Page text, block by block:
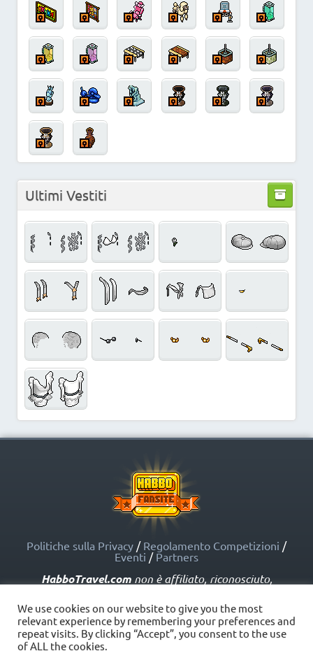
Ultimi Vestiti
Politiche sulla Privacy / Regolamento Competizioni /
Eventi / Partners
HabboTravel.comnon è affiliato, riconosciuto,
dalle società affiliate. HabboTravel.com può servirsi di
marchi registrati e altre proprietà intellettuali di Habbo
come indicato nelle Politiche sui Fansite.
Copyright © HabboTravel (2012 - 2026) - V. 5.0
We use cookies on our website to give you the most
relevant experience by remembering your preferences and
repeat visits. By clicking “Accept”, you consent to the use
of ALL the cookies.